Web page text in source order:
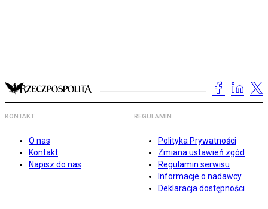
KONTAKT
O nas
Kontakt
Napisz do nas
REGULAMIN
Polityka Prywatności
Zmiana ustawień zgód
Regulamin serwisu
Informacje o nadawcy
Deklaracja dostępności